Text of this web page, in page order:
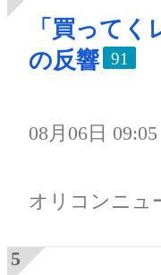
「買って
の反響
91
08月06日 09:05
オリコンニュ